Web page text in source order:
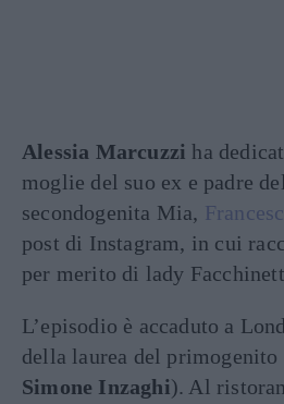
Alessia Marcuzzi ha
moglie del suo ex e padre
secondogenita Mia,
post di Instagram, in cui
per merito di lady
L’episodio è accaduto a
della laurea del primogenito
Simone Inzaghi). Al